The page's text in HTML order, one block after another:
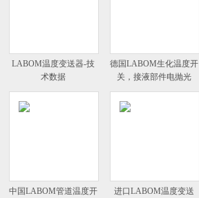
LABOM温度变送器-技
术数据
德国LABOM生化温度开
关，接液部件电抛光
中国LABOM管道温度开
进口LABOM温度变送